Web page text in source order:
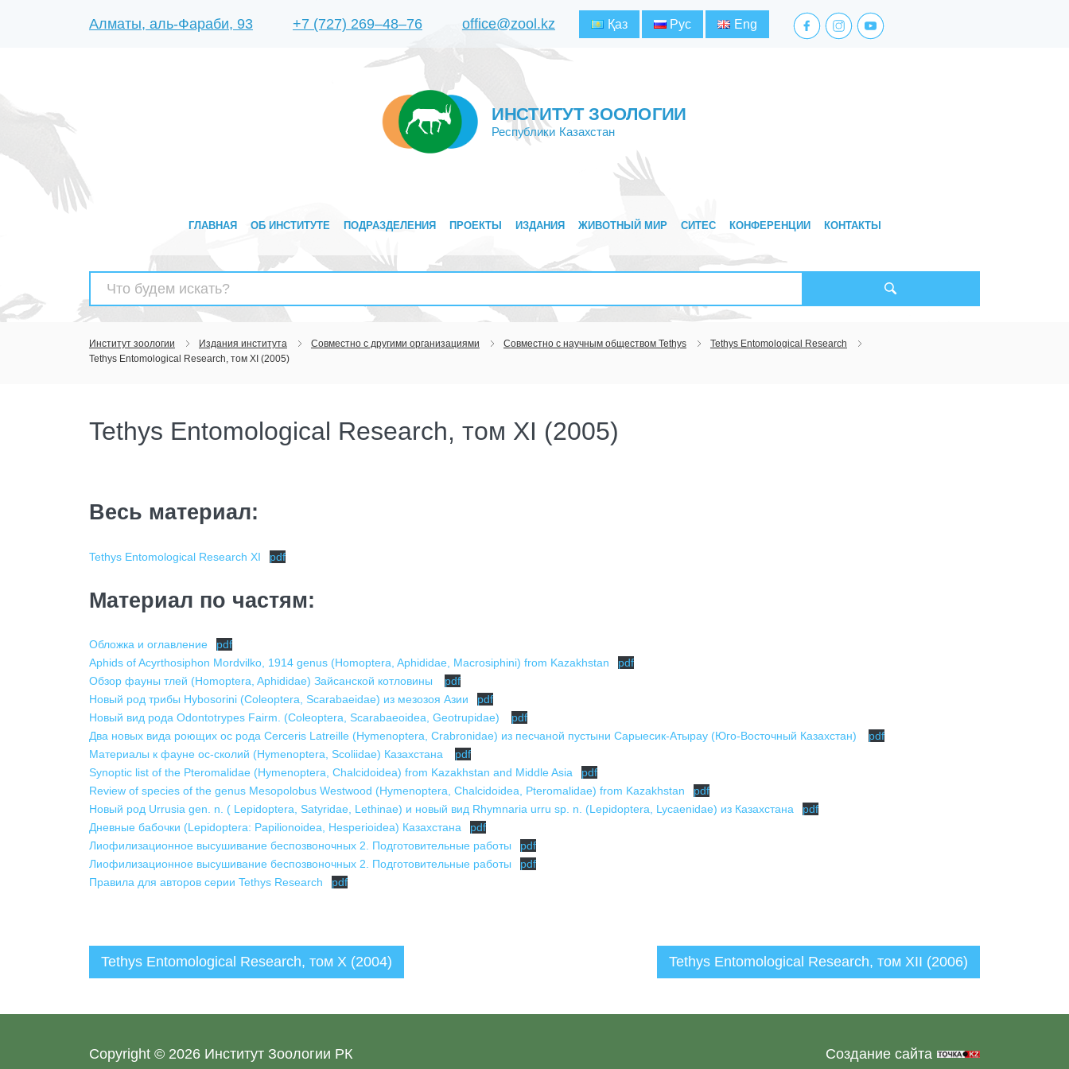
Алматы, аль-Фараби, 93 +7 (727) 269‒48‒76 office@zool.kz Қаз Рус Eng facebook.com
instagram.com
youtube.com
ИНСТИТУТ ЗООЛОГИИ
Республики Казахстан
ГЛАВНАЯ ОБ ИНСТИТУТЕ ПОДРАЗДЕЛЕНИЯ ПРОЕКТЫ ИЗДАНИЯ ЖИВОТНЫЙ МИР СИТЕС КОНФЕРЕНЦИИ КОНТАКТЫ
Найти:
Институт зоологии Издания института Совместно с другими организациями Совместно с научным обществом Tethys
Tethys Entomological Research
Tethys Entomological Research, том XI (2005)
Tethys Entomological Research, том XI (2005)
Весь материал:
Tethys Entomological Research XI pdf
Материал по частям:
Обложка и оглавление
pdf
Aphids of Acyrthosiphon Mordvilko, 1914 genus (Homoptera, Aphididae, Macrosiphini) from Kazakhstan
pdf
Обзор фауны тлей (Homoptera, Aphididae) Зайсанской котловины
pdf
Новый род трибы Hybosorini (Coleoptera, Scarabaeidae) из мезозоя Азии
pdf
Новый вид рода Odontotrypes Fairm. (Coleoptera, Scarabaeoidea, Geotrupidae)
pdf
Два новых вида роющих ос рода Cerceris Latreille (Hymenoptera, Crabronidae) из песчаной пустыни Сарыесик-Атырау (Юго-Восточный Казахстан)
pdf
Материалы к фауне ос-сколий (Hymenoptera, Scoliidae) Казахстана
pdf
Synoptic list of the Pteromalidae (Hymenoptera, Chalcidoidea) from Kazakhstan and Middle Asia
pdf
Review of species of the genus Mesopolobus Westwood (Hymenoptera, Chalcidoidea, Pteromalidae) from Kazakhstan
pdf
Новый род Urrusia gen. n. ( Lepidoptera, Satyridae, Lethinae) и новый вид Rhymnaria urru sp. n. (Lepidoptera, Lycaenidae) из Казахстана
pdf
Дневные бабочки (Lepidoptera: Papilionoidea, Hesperioidea) Казахстана
pdf
Лиофилизационное высушивание беспозвоночных 2. Подготовительные работы
pdf
Лиофилизационное высушивание беспозвоночных 2. Подготовительные работы
pdf
Правила для авторов серии Tethys Research
pdf
Tethys Entomological Research, том X (2004) Tethys Entomological Research, том XII (2006)
Copyright © 2026 Институт Зоологии РК Создание сайта